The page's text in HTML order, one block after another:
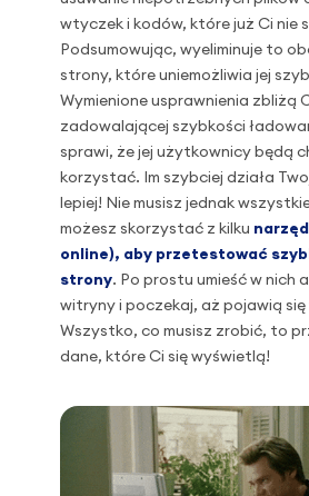
wtyczek i kodów, które już Ci nie
Podsumowując, wyeliminuje to
strony, które uniemożliwia jej
Wymienione usprawnienia zbliżą
zadowalającej szybkości
sprawi, że jej użytkownicy będą
korzystać. Im szybciej działa
lepiej! Nie musisz jednak
możesz skorzystać z kilku
online), aby przetestować
strony. Po prostu umieść w nich
witryny i poczekaj, aż pojawią się
Wszystko, co musisz zrobić, to
dane, które Ci się wyświetlą!